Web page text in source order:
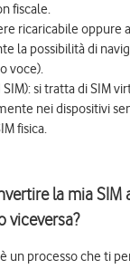
fiscale.
ricaricabile oppure
la possibilità di
voce).
si tratta di SIM
nei dispositivi
fisica.
la mia
viceversa?
un processo che ti